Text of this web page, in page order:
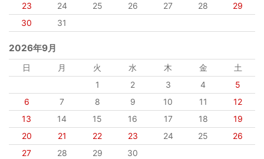
23
24 25 26 27 28
29
30
31
2026年9月
日 月 火 水 木 金
土
1
2 3 4
5
6
7 8 9 10 11
12
13
14 15 16 17 18
19
20
21 22 23 24 25
26
27
28 29 30